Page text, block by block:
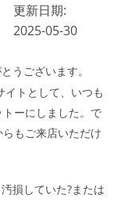
更新日期:
2025-05-30
うございます。
トとして、いつも
ーにしました。で
もご来店いただけ
損していた?または